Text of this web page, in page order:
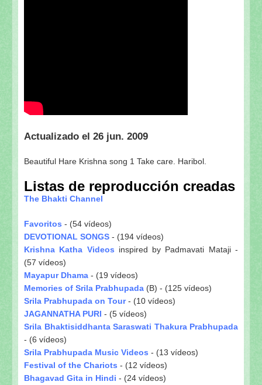
Actualizado el 26 jun. 2009
Beautiful Hare Krishna song 1 Take care. Haribol.
Listas de reproducción creadas
The Bhakti Channel
Favoritos - (54 vídeos)
DEVOTIONAL SONGS - (194 vídeos)
Krishna Katha Videos inspired by Padmavati Mataji -
(57 vídeos)
Mayapur Dhama - (19 vídeos)
Memories of Srila Prabhupada (B) - (125 vídeos)
Srila Prabhupada on Tour- (10 vídeos)
JAGANNATHA PURI - (5 vídeos)
Srila Bhaktisiddhanta Saraswati Thakura Prabhupada
- (6 vídeos)
Srila Prabhupada Music Videos - (13 vídeos)
Festival of the Chariots - (12 vídeos)
Bhagavad Gita in Hindi - (24 vídeos)